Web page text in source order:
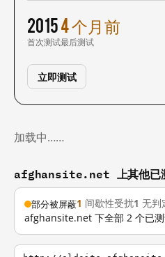
2015
首次测试
4 个月前
最后测试
立即测试
加载中……
afghansite.net 上其他已
部分被屏蔽1 间歇性受扰1 无判
afghansite.net 下全部 2 个已